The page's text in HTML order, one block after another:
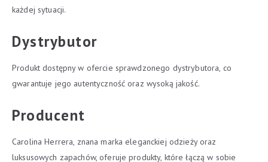
każdej sytuacji.
Dystrybutor
Produkt dostępny w ofercie sprawdzonego dystrybutora, co
gwarantuje jego autentyczność oraz wysoką jakość.
Producent
Carolina Herrera, znana marka eleganckiej odzieży oraz
luksusowych zapachów, oferuje produkty, które łączą w sobie